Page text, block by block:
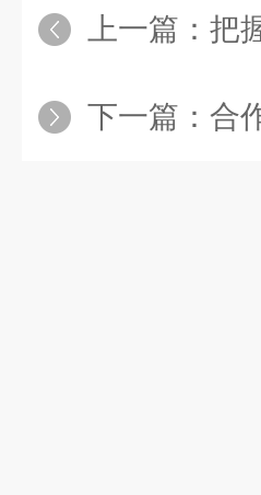
上一篇： 把
下一篇： 合